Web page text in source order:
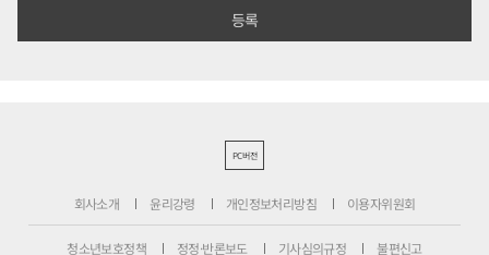
PC버전
회사소개 윤리강령 개인정보처리방침 이용자위원회
청소년보호정책 정정·반론보도 기사심의규정 불편신고